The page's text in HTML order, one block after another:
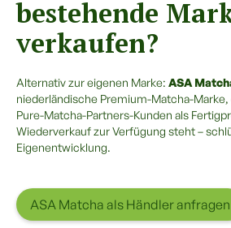
bestehende
verkaufen?
Alternativ zur eigenen Marke: ASA
niederländische Premium-Matcha-
Pure-Matcha-Partners-Kunden als
Wiederverkauf zur Verfügung steht –
Eigenentwicklung.
ASA Matcha als Händler anfragen